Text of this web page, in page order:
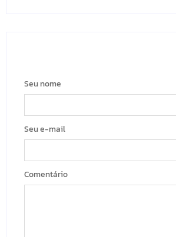
Seu nome
Seu e-mail
Comentário